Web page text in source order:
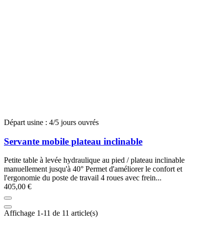
Départ usine : 4/5 jours ouvrés
Servante mobile plateau inclinable
Petite table à levée hydraulique au pied / plateau inclinable
manuellement jusqu'à 40° Permet d'améliorer le confort et
l'ergonomie du poste de travail 4 roues avec frein...
405,00 €
Affichage 1-11 de 11 article(s)